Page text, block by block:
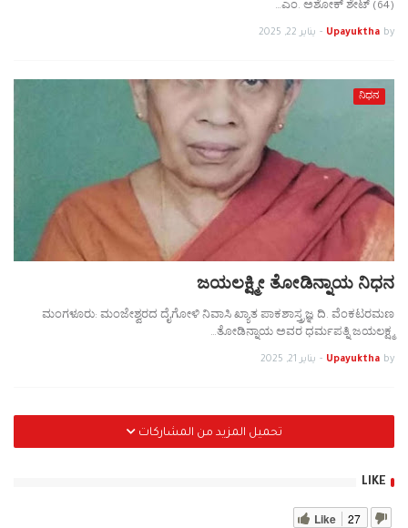
ಎಂ. ಅಶೋಕ್ ಶೇಟ್ (64)…
by
Upayuktha
- يناير 22, 2025
ನಿಧನ
ಜಯಲಕ್ಷ್ಮೀ ತೋಡಿನ್ನಾಯ ನಿಧನ
ಮಂಗಳೂರು: ಮಂಜೇಶ್ವರದ ದೈಗೋಳಿ ನಿವಾಸಿ ಖ್ಯಾತ ಪಾಕಶಾಸ್ತ್ರಜ್ಞ ದಿ. ವೆಂಕಟರಮಣ
ತೋಡಿನ್ನಾಯ ಅವರ ಧರ್ಮಪತ್ನಿ ಜಯಲಕ್ಷ್ಮ…
by
Upayuktha
- يناير 21, 2025
تحميل المزيد من المشاركات
LIKE
Like 27